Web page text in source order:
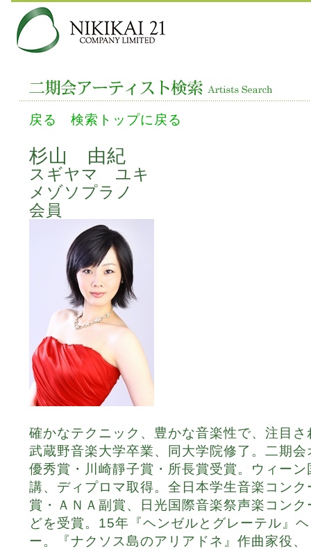
戻る 検索トップに戻る
杉山 由紀
スギヤマ ユキ
メゾソプラノ
会員
確かなテクニック、豊かな音楽性で、注目
武蔵野音楽大学卒業、同大学院修了。二期
優秀賞・川崎靜子賞・所長賞受賞。ウィー
講、ディプロマ取得。全日本学生音楽コン
賞・ＡＮＡ副賞、日光国際音楽祭声楽コン
どを受賞。15年『ヘンゼルとグレーテル』
ー。『ナクソス島のアリアドネ』作曲家役